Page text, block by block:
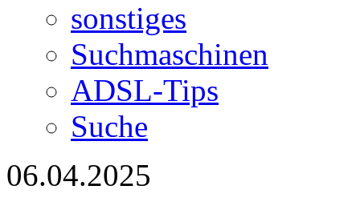
sonstiges
Suchmaschinen
ADSL-Tips
Suche
06.04.2025